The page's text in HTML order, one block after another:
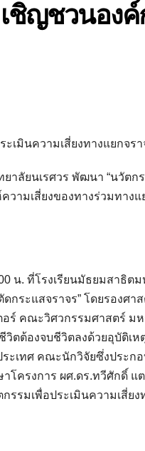
ชิญชวนอง
เมินความเสี่ยงทางแยกจ
าลัยนเรศวร พัฒนา “นวัตก
ความเสี่ยงของทางร่วมท
น. ที่โรงเรียนมัธยมสาธิต
ดกระแสจราจร” โดยรอง
ร์ คณะวิศวกรรมศาสตร์ มห
วิตต้องจบชีวิตลงด้วยอุบัติเ
ะเทศ คณะนักวิจัยซึ่งประ
โครงการ ผศ.ดร.ทวีศักดิ์
รรมเพื่อประเมินความเสี่ย